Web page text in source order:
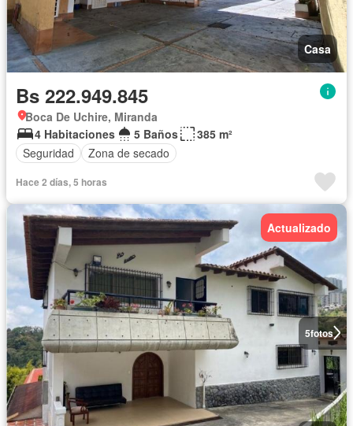
Casa
Bs 222.949.845
Boca De Uchire, Miranda
4 Habitaciones
5 Baños
385 m²
Seguridad
Zona de secado
Hace 2 días, 5 horas
5fotos
Actualizado